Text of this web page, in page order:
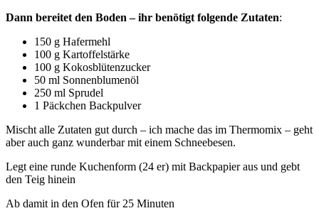
Dann berei­tet den Boden – ihr benö­tigt fol­gen­de Zuta­ten:
150 g Hafermehl
100 g Kartoffelstärke
100 g Kokosblütenzucker
50 ml Sonnenblumenöl
250 ml Sprudel
1 Päck­chen Backpulver
Mischt alle Zuta­ten gut durch – ich mache das im Ther­mo­mix – geht
aber auch ganz wun­der­bar mit einem Schneebesen.
Legt eine run­de Kuchen­form (24 er) mit Back­pa­pier aus und gebt
den Teig hinein
Ab damit in den Ofen für 25 Minuten